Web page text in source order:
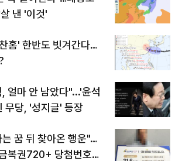
낸 '이것'
홈' 한반도 빗겨간다…
얼마 안 남았다"...'윤석
무당, '성지글' 등장
꿈 뒤 찾아온 행운"…
복권720+ 당첨번호조